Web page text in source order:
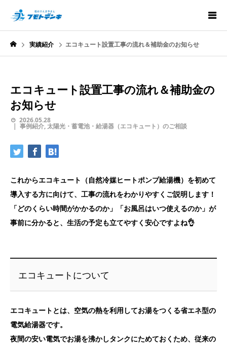
実績紹介 エコキュート設置工事の流れ＆補助金のお知らせ
エコキュート設置工事の流れ＆補助金の
お知らせ
2026.05.28
事例紹介,太陽光・蓄電池・給湯器（エコキュート）のご相談
これからエコキュート（自然冷媒ヒートポンプ給湯機）を初めて
導入する方に向けて、工事の流れをわかりやすくご説明します！
「どのくらい時間がかかるのか」「お風呂はいつ使えるのか」が
事前に分かると、生活の予定も立てやすく安心ですよね👌
エコキュートについて
エコキュートとは、空気の熱を利用してお湯をつくる省エネ型の
電気給湯器です。
夜間の安い電気でお湯を沸かしタンクにためておくため、従来の